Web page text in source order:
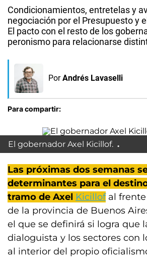
Condicionamientos, entretelas y
negociación por el Presupuesto y
El pacto con el resto de los
peronismo para relacionarse
Por Andrés Lavaselli
Para compartir:
El gobernador Axel Kicillof.
Las próximas dos semanas
determinantes para el
tramo de Axel Kicillofal frente
de la provincia de Buenos
el que se definirá si logra que
dialoguista y los sectores con
al interior del propio